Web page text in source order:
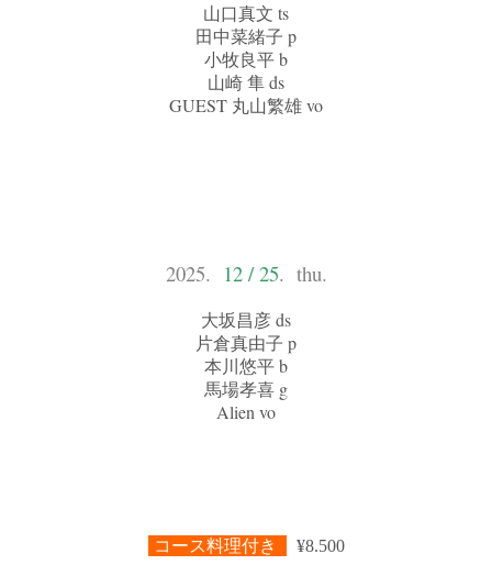
山口真文 ts
田中菜緒子 p
小牧良平 b
山崎 隼 ds
GUEST 丸山繁雄 vo
2025. 12 / 25. thu.
大坂昌彦 ds
片倉真由子 p
本川悠平 b
馬場孝喜 g
Alien vo
コース料理付き ¥8.500